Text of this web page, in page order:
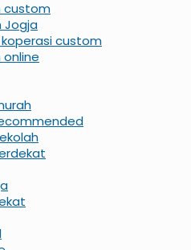
custom
Jogja
custom